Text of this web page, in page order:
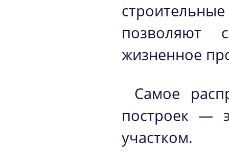
позволяют
жизненное
Самое
построек —
участком.